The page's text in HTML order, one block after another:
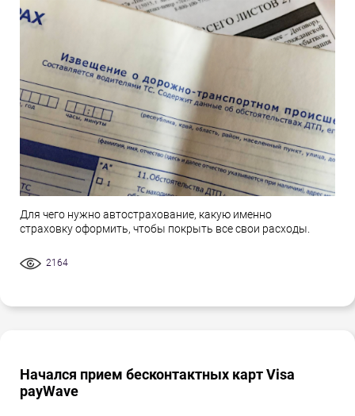
Для чего нужно автострахование, какую именно
страховку оформить, чтобы покрыть все свои расходы.
2164
Начался прием бесконтактных карт Visa
payWave